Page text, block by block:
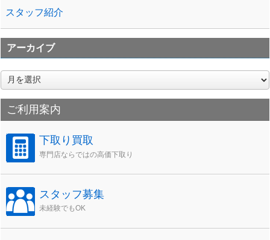
スタッフ紹介
アーカイブ
ア
ー
カ
イご利用案内
下取り買取
専門店ならではの高価下取り
スタッフ募集
未経験でもOK